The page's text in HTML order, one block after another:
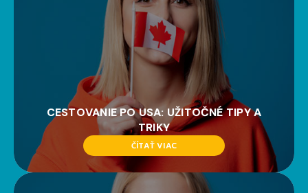
CESTOVANIE PO USA: UŽITOČNÉ TIPY A
TRIKY
ČÍTAŤ VIAC